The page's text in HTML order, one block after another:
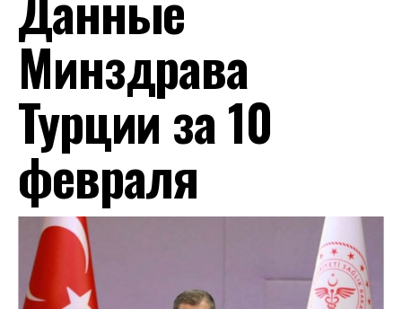
Минздрава
Турции за 10
февраля